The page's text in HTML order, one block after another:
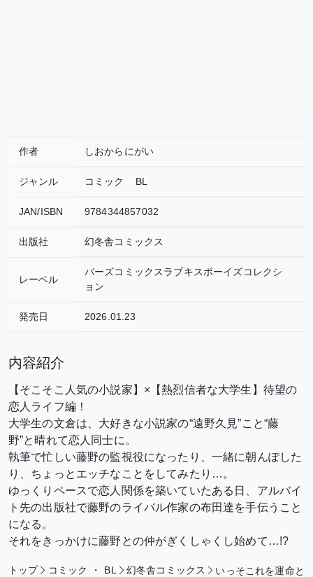
作者 しおからにがい
ジャンル コミック BL
JAN/ISBN 9784344857032
出版社 幻冬舎コミックス
レーベル
バーズコミックスラブキスボーイズコレクシ
ョン
発売日 2026.01.23
内容紹介
【そこそこ人気の小説家】×【熱烈信者な大学生】待望の
恋人ライフ編！
大学生の文倉は、大好きな小説家の“遠野久見”こと“藤
野”と晴れて恋人同士に。
執筆で忙しい藤野の監視役になったり、一緒に朝んぽした
り、ちょっとエッチなことをしてみたり…。
ゆっくりペースで恋人関係を築いていたある日、アルバイ
ト先の出版社で藤野のライバル作家の布田達を手伝うこと
になる。
それをきっかけに藤野との仲がぎくしゃくし始めて…!?
トップ コミック ・ BL 幻冬舎コミックス
いっそこれを運命と